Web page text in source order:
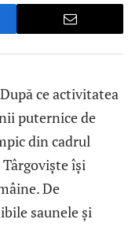
ce activitatea
puternice de
din cadrul
își
De
saunele și